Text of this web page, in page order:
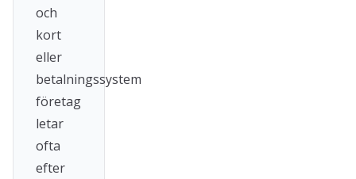
och
kort
eller
betalningssystem
företag
letar
ofta
efter